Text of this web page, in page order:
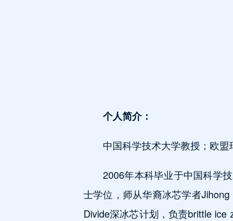
个人简介：
中国科学技术大学教授；欧盟
2006年本科毕业于中国科学
士学位，师从华裔冰芯学者
Divide深冰芯计划，负责brittle